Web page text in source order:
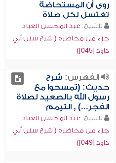
روى أن المستحاضة
تغتسل لكل صلاة
للشيخ: عبد المحسن العباد
جزء من محاضرة ( شرح سنن أبي
داود [045])
الفهرس: شرح
حديث: (تمسحوا مع
رسول الله بالصعيد لصلاة
الفجر...) , التيمم
للشيخ: عبد المحسن العباد
جزء من محاضرة ( شرح سنن أبي
داود [049])